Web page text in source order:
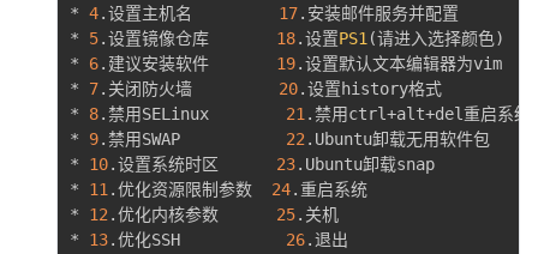
* 4.设置主机名 17.安装邮件服务并配置
* 5.设置镜像仓库 18.设置PS1(请进入选择颜色)
* 6.建议安装软件 19.设置默认文本编辑器为vim
* 7.关闭防火墙 20.设置history格式
* 8.禁用SELinux 21.禁用ctrl+alt+del重启系统
* 9.禁用SWAP 22.Ubuntu卸载无用软件包
* 10.设置系统时区 23.Ubuntu卸载snap
* 11.优化资源限制参数 24.重启系统
* 12.优化内核参数 25.关机
* 13.优化SSH 26.退出